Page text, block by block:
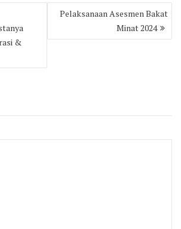
&
Pelaksanaan Asesmen Bakat
Minat 2024